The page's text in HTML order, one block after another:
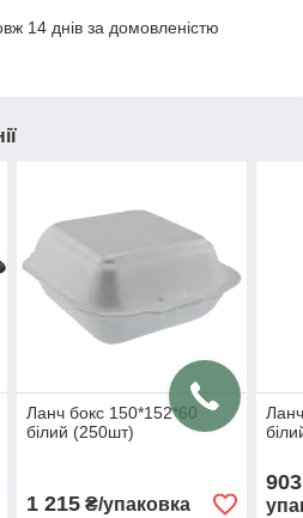
14 днів за домовленістю
Ланч бокс 150*152*60
білий (250шт)
1 215₴/упаковка